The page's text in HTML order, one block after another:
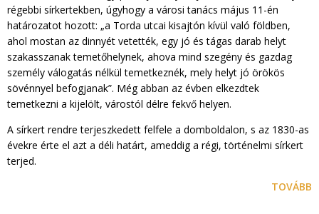
régebbi sírkertekben, úgyhogy a városi tanács május 11-én
határozatot hozott: „a Torda utcai kisajtón kívül való földben,
ahol mostan az dinnyét vetették, egy jó és tágas darab helyt
szakasszanak temetőhelynek, ahova mind szegény és gazdag
személy válogatás nélkül temetkeznék, mely helyt jó örökös
sövénnyel befogjanak”. Még abban az évben elkezdtek
temetkezni a kijelölt, várostól délre fekvő helyen.
A sírkert rendre terjeszkedett felfele a domboldalon, s az 1830-as
évekre érte el azt a déli határt, ameddig a régi, történelmi sírkert
terjed.
TOVÁBB